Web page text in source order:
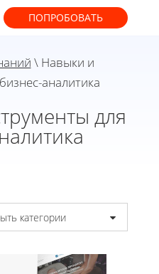
ПОПРОБОВАТЬ
\ Навыки и
аналитика
для
категории